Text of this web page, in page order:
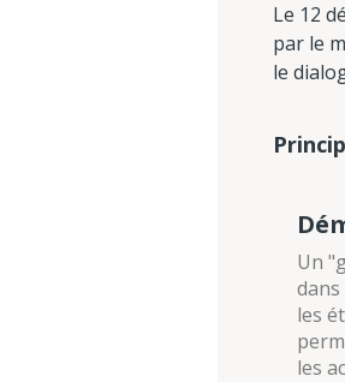
Le 12
par le
le
Un
les
les